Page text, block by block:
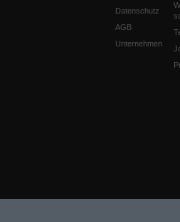
Datenschutz
AGB
Unternehmen